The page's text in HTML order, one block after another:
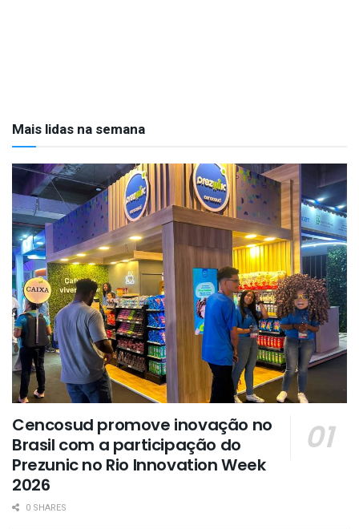
Mais lidas na semana
Cencosud promove inovação no
Brasil com a participação do
Prezunic no Rio Innovation Week
2026
0 SHARES